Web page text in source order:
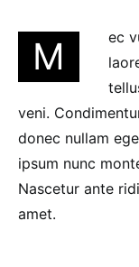
M
ec
veni.
donec nullam
ipsum nunc
Nascetur ante
amet.